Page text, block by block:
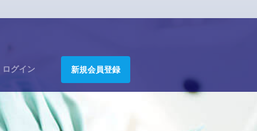
ログイン 新規会員登録